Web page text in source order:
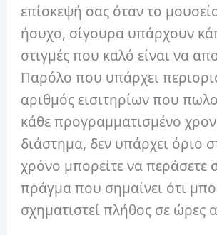
επίσκεψή σας όταν το
ήσυχο, σίγουρα υπάρχουν
στιγμές που καλό είναι να
Παρόλο που υπάρχει
αριθμός εισιτηρίων που
κάθε προγραμματισμένο
διάστημα, δεν υπάρχει όριο
χρόνο μπορείτε να περάσετε
πράγμα που σημαίνει ότι
σχηματιστεί πλήθος σε ώρες